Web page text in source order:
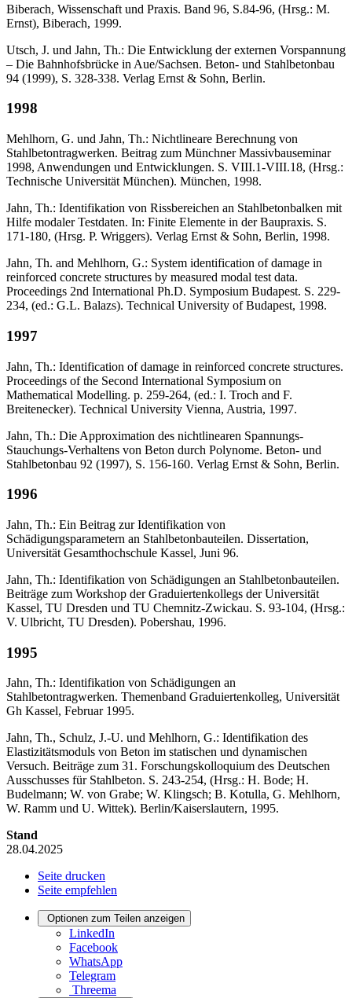
Biberach, Wissenschaft und Praxis. Band 96, S.84-96, (Hrsg.: M.
Ernst), Biberach, 1999.
Utsch, J. und Jahn, Th.: Die Entwicklung der externen Vorspannung
– Die Bahnhofs­brücke in Aue/Sachsen. Beton- und Stahlbetonbau
94 (1999), S. 328-338. Verlag Ernst & Sohn, Berlin.
1998
Mehlhorn, G. und Jahn, Th.: Nichtlineare Berechnung von
Stahlbetontragwerken. Beitrag zum Münchner Massivbauseminar
1998, Anwendungen und Entwicklungen. S. VIII.1-VIII.18, (Hrsg.:
Technische Universität München). München, 1998.
Jahn, Th.: Identifikation von Rissbereichen an Stahlbetonbalken mit
Hilfe modaler Testdaten. In: Finite Elemente in der Baupraxis. S.
171-180, (Hrsg. P. Wriggers). Verlag Ernst & Sohn, Berlin, 1998.
Jahn, Th. and Mehlhorn, G.: System identification of damage in
reinforced concrete structures by measured modal test data.
Proceedings 2nd International Ph.D. Symposium Budapest. S. 229-
234, (ed.: G.L. Balazs). Technical University of Budapest, 1998.
1997
Jahn, Th.: Identification of damage in reinforced concrete structures.
Proceedings of the Second International Symposium on
Mathematical Modelling. p. 259-264, (ed.: I. Troch and F.
Breitenecker). Technical University Vienna, Austria, 1997.
Jahn, Th.: Die Approximation des nichtlinearen Spannungs-
Stauchungs-Verhaltens von Beton durch Polynome. Beton- und
Stahlbetonbau 92 (1997), S. 156-160. Verlag Ernst & Sohn, Berlin.
1996
Jahn, Th.: Ein Beitrag zur Identifikation von
Schädigungsparametern an Stahlbetonbauteilen. Dissertation,
Universität Gesamthochschule Kassel, Juni 96.
Jahn, Th.: Identifikation von Schädigungen an Stahlbetonbauteilen.
Beiträge zum Workshop der Graduiertenkollegs der Universität
Kassel, TU Dresden und TU Chemnitz-Zwickau. S. 93-104, (Hrsg.:
V. Ulbricht, TU Dresden). Pobershau, 1996.
1995
Jahn, Th.: Identifikation von Schädigungen an
Stahlbetontragwerken. Themenband Graduiertenkolleg, Universität
Gh Kassel, Februar 1995.
Jahn, Th., Schulz, J.-U. und Mehlhorn, G.: Identifikation des
Elastizitätsmoduls von Beton im statischen und dynamischen
Versuch. Beiträge zum 31. Forschungskolloquium des Deutschen
Ausschusses für Stahlbeton. S. 243-254, (Hrsg.: H. Bode; H.
Budelmann; W. von Grabe; W. Klingsch; B. Kotulla, G. Mehlhorn,
W. Ramm und U. Wittek). Berlin/Kaiserslautern, 1995.
Stand
28.04.2025
Seite drucken
Seite empfehlen
Optionen zum Teilen anzeigen
LinkedIn
Facebook
WhatsApp
Telegram
Threema